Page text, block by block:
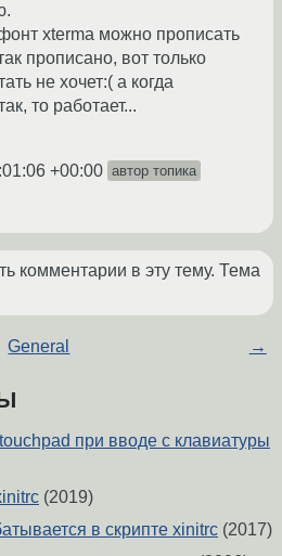
xterma можно прописать
прописано, вот только
не хочет:( а когда
то работает...
+00:00 автор топика
комментарии в эту тему. Тема
General →
при вводе с клавиатуры
(2019)
в скрипте xinitrc (2017)